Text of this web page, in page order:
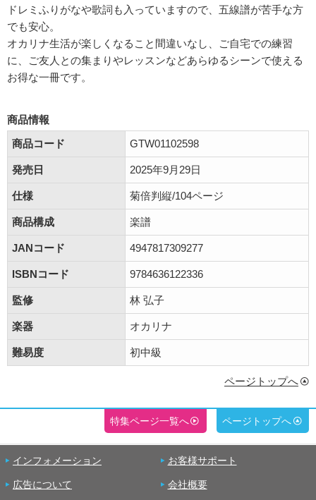
ドレミふりがなや歌詞も入っていますので、五線譜が苦手な方
でも安心。
オカリナ生活が楽しくなること間違いなし、ご自宅での練習
に、ご友人との集まりやレッスンなどあらゆるシーンで使える
お得な一冊です。
商品情報
商品コード
GTW01102598
発売日 2025年9月29日
仕様 菊倍判縦/104ページ
商品構成 楽譜
JANコード 4947817309277
ISBNコード 9784636122336
監修 林 弘子
楽器 オカリナ
難易度 初中級
ページトップへ
特集ページ一覧へ ページトップへ
インフォメーション お客様サポート
広告について 会社概要